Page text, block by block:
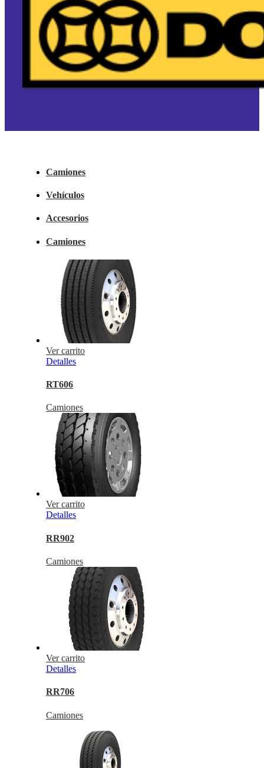
Camiones
Vehículos
Accesorios
Camiones
Ver carrito
Detalles
RT606
Camiones
Ver carrito
Detalles
RR902
Camiones
Ver carrito
Detalles
RR706
Camiones